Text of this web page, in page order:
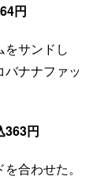
円
をサンドし
ナナファッ
363円
合わせた。